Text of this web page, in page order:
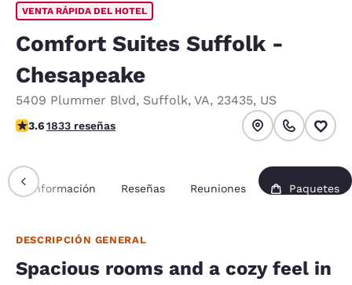
VENTA RÁPIDA DEL HOTEL
Comfort Suites Suffolk -
Chesapeake
5409 Plummer Blvd, Suffolk, VA, 23435, US
calificación de 3.59 estrellas. Bueno.
3.61833 reseñas
Información Reseñas Reuniones Paquetes
DESCRIPCIÓN GENERAL
Spacious rooms and a cozy feel in